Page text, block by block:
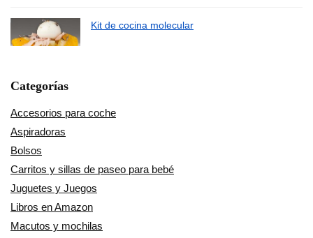
Kit de cocina molecular
Categorías
Accesorios para coche
Aspiradoras
Bolsos
Carritos y sillas de paseo para bebé
Juguetes y Juegos
Libros en Amazon
Macutos y mochilas